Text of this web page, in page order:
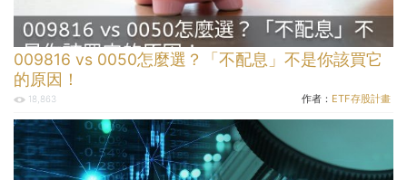
009816 vs 0050怎麼選？「不配息」不是你該買它
的原因！
18,863 作者： ETF存股計畫